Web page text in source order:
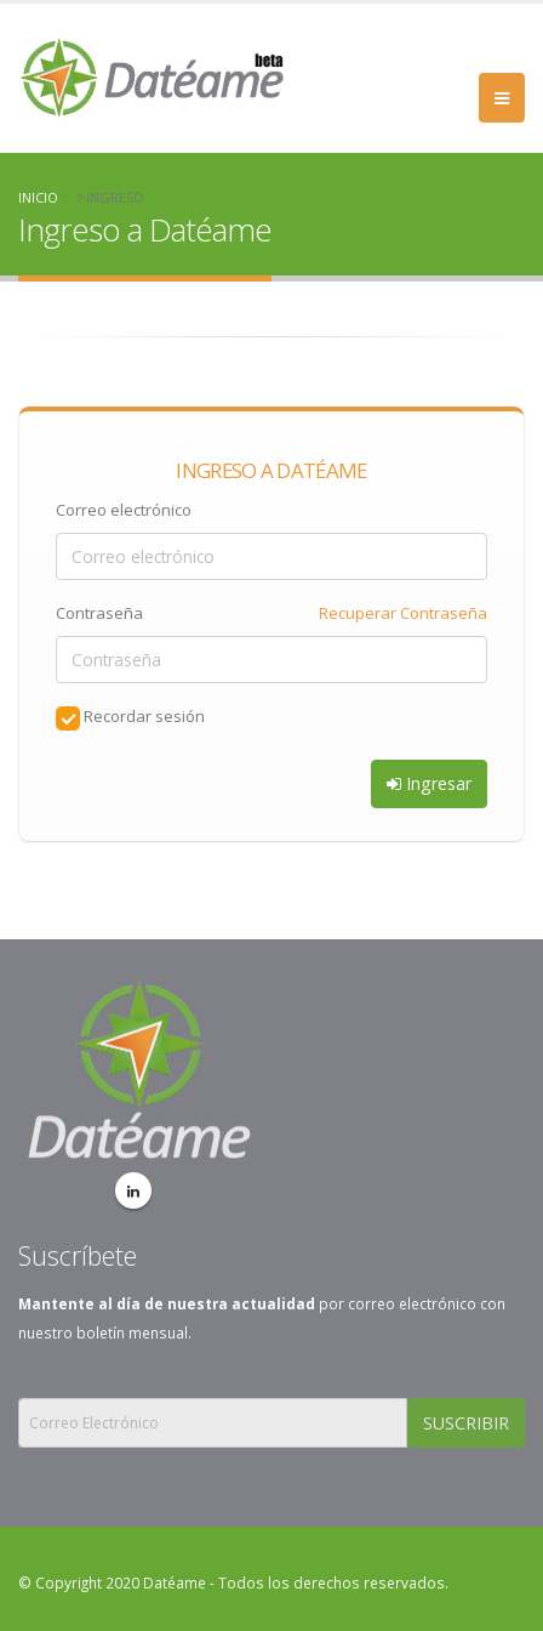
INICIO INGRESO
Ingreso a Datéame
INGRESO A DATÉAME
Correo electrónico
Recuperar Contraseña
Contraseña
Recordar sesión
Ingresar
Suscríbete
Mantente al día de nuestra actualidad por correo electrónico con
nuestro boletín mensual.
SUSCRIBIR
© Copyright 2020 Datéame - Todos los derechos reservados.